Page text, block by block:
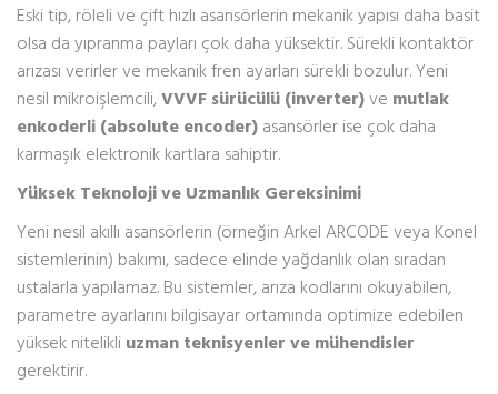
Eski tip, röleli ve çift hızlı asansörlerin mekanik yapısı daha basit
olsa da yıpranma payları çok daha yüksektir. Sürekli kontaktör
arızası verirler ve mekanik fren ayarları sürekli bozulur. Yeni
nesil mikroişlemcili,VVVF sürücülü (inverter)ve mutlak
enkoderli (absolute encoder) asansörler ise çok daha
karmaşık elektronik kartlara sahiptir.
Yüksek Teknoloji ve Uzmanlık Gereksinimi
Yeni nesil akıllı asansörlerin (örneğin Arkel ARCODE veya Konel
sistemlerinin) bakımı, sadece elinde yağdanlık olan sıradan
ustalarla yapılamaz. Bu sistemler, arıza kodlarını okuyabilen,
parametre ayarlarını bilgisayar ortamında optimize edebilen
yüksek nitelikli uzman teknisyenler ve mühendisler
gerektirir.